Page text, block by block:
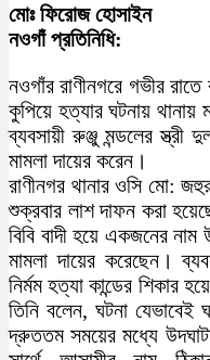
মোঃ ফিরোজ হোসাইন
নওগাঁ প্রতিনিধি:
নওগাঁর রাণীনগরে গভীর
কুপিয়ে হত্যার ঘটনায় থানায়
ব্যবসায়ী রুঞ্জু মন্ডলের স্ত্রী
মামলা দায়ের করেন।
রাণীনগর থানার ওসি মো:
শুক্রবার লাশ দাফন করা
বিবি বাদী হয়ে একজনের
মামলা দায়ের করেছেন।
নির্মম হত্যা কান্ডের শিকার
তিনি বলেন, ঘটনা
দ্রুততম সময়ের মধ্যে